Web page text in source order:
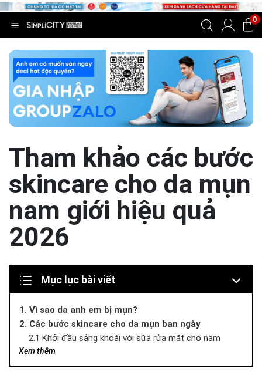
0
Tham khảo các bước
skincare cho da mụn
nam giới hiệu quả
2026
Mục lục bài viết
Xem thêm
1. Vì sao da anh em bị mụn?
2. Các bước skincare cho da mụn ban ngày
2.1 Khởi đầu sảng khoái với sữa rửa mặt cho nam
2.3 Kem dưỡng ẩm bảo vệ da khỏi các tác động bên
ngoài